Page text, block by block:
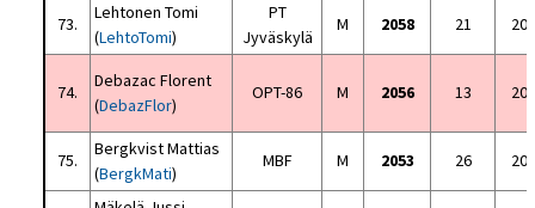
73.
Lehtonen Tomi
(LehtoTomi)
PT
Jyväskylä
M 2058 21
74.
Debazac Florent
(DebazFlor)
OPT-86 M 2056 13
75.
Bergkvist Mattias
(BergkMati)
MBF M 2053 26